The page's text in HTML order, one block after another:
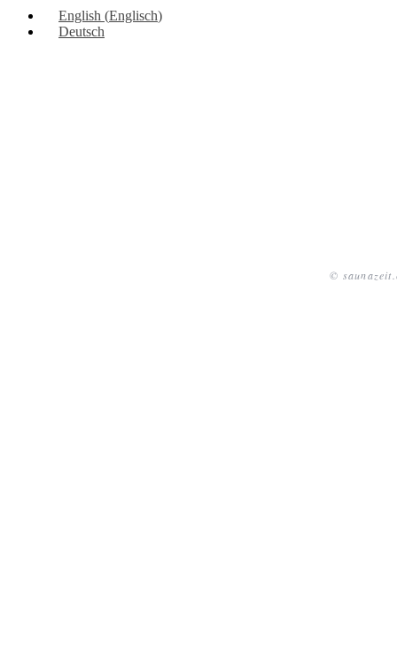
©
English (Englisch)
Deutsch